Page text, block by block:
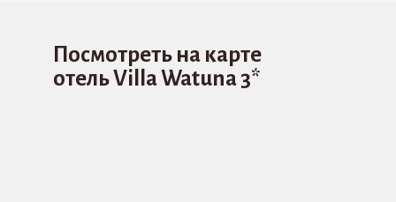
Посмотреть на карте
отель Villa Watuna 3*